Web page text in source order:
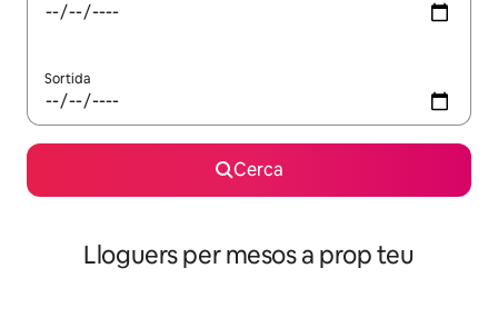
Sortida
Cerca
Lloguers per mesos a prop teu